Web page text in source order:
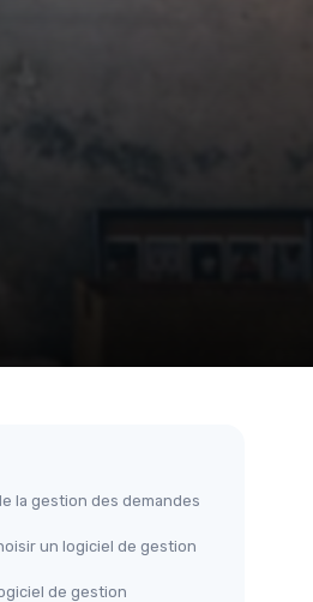
la gestion des demandes
un logiciel de gestion
de gestion